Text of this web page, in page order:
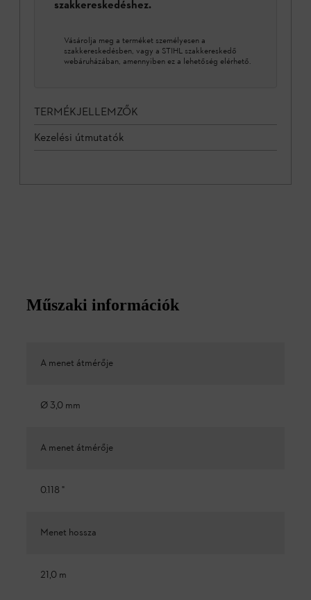
szakkereskedéshez.
Vásárolja meg a terméket személyesen a
szakkereskedésben, vagy a STIHL szakkereskedő
webáruházában, amennyiben ez a lehetőség elérhető.
TERMÉKJELLEMZŐK
Kezelési útmutatók
Műszaki információk
A menet átmérője
Ø 3,0 mm
A menet átmérője
0.118 "
Menet hossza
21,0 m